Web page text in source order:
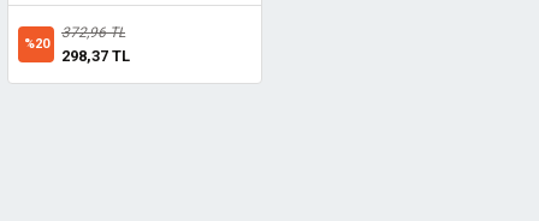
%20
372,96 TL
298,37 TL